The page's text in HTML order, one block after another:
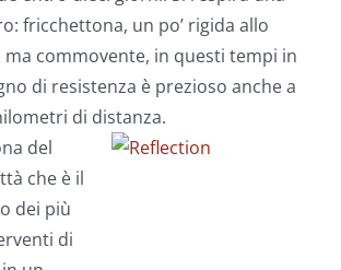
fricchettona, un po’ rigida allo
commovente, in questi tempi in
di resistenza è prezioso anche a
di distanza.
del
che è il
dei più
di